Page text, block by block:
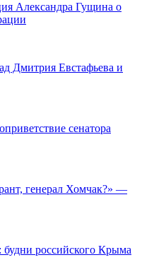
Александра Гущина о
Дмитрия Евстафьева и
сенатора
генерал Хомчак?» —
российского Крыма